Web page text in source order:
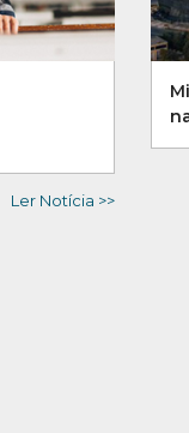
Ler Notícia >>